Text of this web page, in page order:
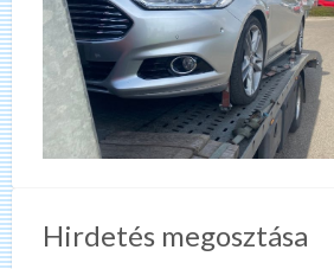
Hirdetés megosztása